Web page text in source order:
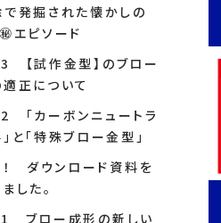
発掘された懐かしの
エピソード
【試作金型】のブロー
正について
「カーボンニュートラ
と「特殊ブロー金型」
！ ダウンロード資料を
した。
ブロー成形の新しい